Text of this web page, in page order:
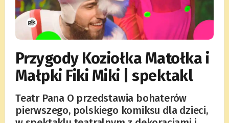
Przygody Koziołka Matołka i
Małpki Fiki Miki | spektakl
Teatr Pana O przedstawia bohaterów
pierwszego, polskiego komiksu dla dzieci,